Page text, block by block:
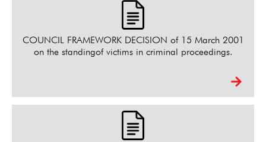
COUNCIL FRAMEWORK DECISION of 15 March 2001
on the standingof victims in criminal proceedings.